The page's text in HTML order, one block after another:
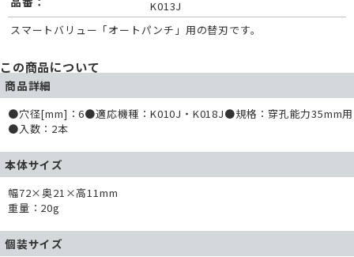
K013J
スマートバリュー「オートパンチ」用の替刃です。
この商品について
商品詳細
●穴径[mm]：6●適応機種：K010J・K018J●規格：穿孔能力35mm用
●入数：2本
本体サイズ
幅72×奥21×高11mm
重量：20g
個装サイズ